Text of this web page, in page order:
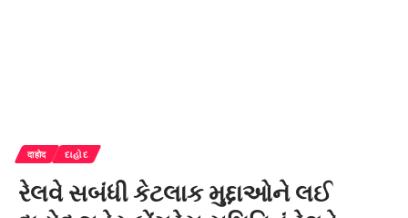
दाहोद દાહોદ
રેલવે સબંધી કેટલાક મુદ્દાઓને લઈ